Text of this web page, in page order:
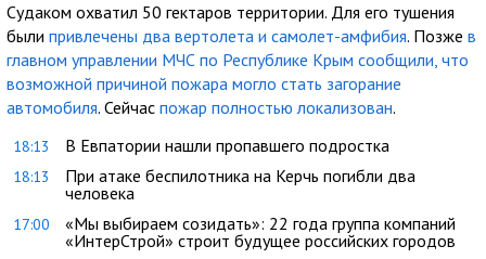
Судаком охватил 50 гектаров территории. Для его тушения
были привлечены два вертолета и самолет-амфибия. Позже в
главном управлении МЧС по Республике Крым сообщили, что
возможной причиной пожара могло стать загорание
автомобиля. Сейчас пожар полностью локализован.
18:13 В Евпатории нашли пропавшего подростка
18:13
При атаке беспилотника на Керчь погибли два
человека
17:00
«Мы выбираем созидать»: 22 года группа компаний
«ИнтерСтрой» строит будущее российских городов